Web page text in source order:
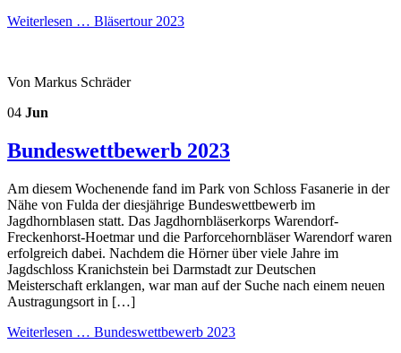
Weiterlesen … Bläsertour 2023
Von Markus Schräder
04 Jun
Bundeswettbewerb 2023
Am diesem Wochenende fand im Park von Schloss Fasanerie in der
Nähe von Fulda der diesjährige Bundeswettbewerb im
Jagdhornblasen statt. Das Jagdhornbläserkorps Warendorf-
Freckenhorst-Hoetmar und die Parforcehornbläser Warendorf waren
erfolgreich dabei. Nachdem die Hörner über viele Jahre im
Jagdschloss Kranichstein bei Darmstadt zur Deutschen
Meisterschaft erklangen, war man auf der Suche nach einem neuen
Austragungsort in […]
Weiterlesen … Bundeswettbewerb 2023